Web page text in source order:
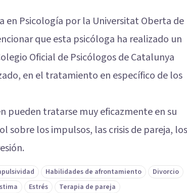
en Psicología por la Universitat Oberta de
que esta psicóloga ha realizado un
Oficial de Psicólogos de Catalunya
en el tratamiento en específico de los
pueden tratarse muy eficazmente en su
sobre los impulsos, las crisis de pareja, los
Habilidades de afrontamiento
Divorcio
Estrés Terapia de pareja